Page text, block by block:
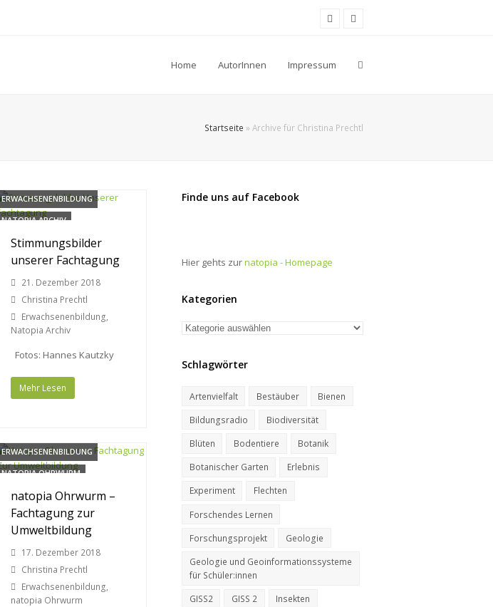
Facebook
Home AutorInnen Impressum
Startseite » Archive für Christina Prechtl
ERWACHSENENBILDUNG
NATOPIA ARCHIV
Stimmungsbilder
unserer Fachtagung
21. Dezember 2018
Christina Prechtl
Erwachsenenbildung,
Natopia Archiv
Fotos: Hannes Kautzky
Mehr Lesen
ERWACHSENENBILDUNG
NATOPIA OHRWURM
natopia Ohrwurm –
Fachtagung zur
Umweltbildung
17. Dezember 2018
Christina Prechtl
Erwachsenenbildung,
natopia Ohrwurm
Finde uns auf Facebook
Hier gehts zurnatopia - Homepage
Kategorien
Kategorien
Schlagwörter
Artenvielfalt Bestäuber
Bienen
Bildungsradio
Biodiversität
Blüten
Bodentiere
Botanik
Botanischer Garten
Erlebnis
Experiment
Flechten
Forschendes Lernen
Forschungsprojekt
Geologie
Geologie und Geoinformationssysteme
für Schüler:innen
GISS2
GISS 2
Insekten